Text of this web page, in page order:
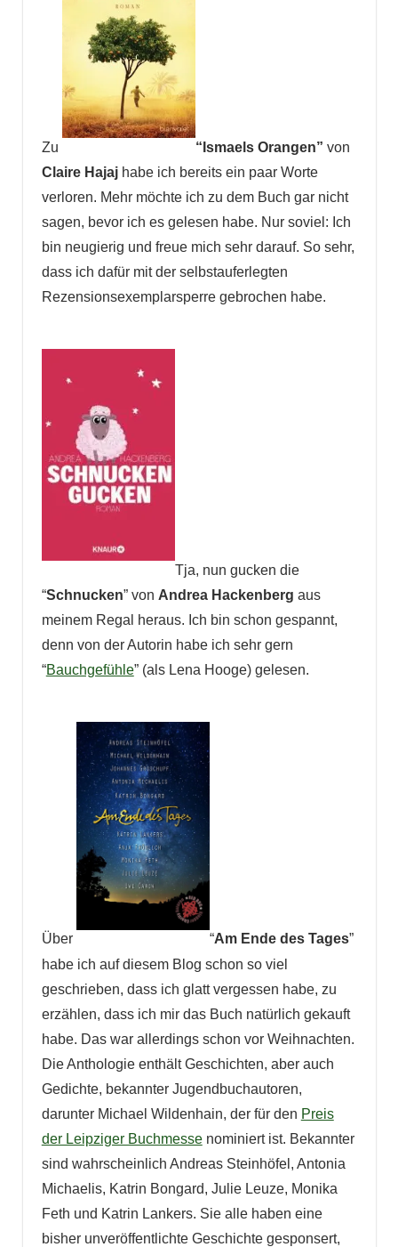
Zu “Ismaels Orangen” von
Claire Hajajhabe ich bereits ein paar Worte
verloren. Mehr möchte ich zu dem Buch gar nicht
sagen, bevor ich es gelesen habe. Nur soviel: Ich
bin neugierig und freue mich sehr darauf. So sehr,
dass ich dafür mit der selbstauferlegten
Rezensionsexemplarsperre gebrochen habe.
Tja, nun gucken die
“Schnucken” von Andrea Hackenberg aus
meinem Regal heraus. Ich bin schon gespannt,
denn von der Autorin habe ich sehr gern
“Bauchgefühle” (als Lena Hooge) gelesen.
Über “Am Ende des Tages”
habe ich auf diesem Blog schon so viel
geschrieben, dass ich glatt vergessen habe, zu
erzählen, dass ich mir das Buch natürlich gekauft
habe. Das war allerdings schon vor Weihnachten.
Die Anthologie enthält Geschichten, aber auch
Gedichte, bekannter Jugendbuchautoren,
darunter Michael Wildenhain, der für den Preis
der Leipziger Buchmessenominiert ist. Bekannter
sind wahrscheinlich Andreas Steinhöfel, Antonia
Michaelis, Katrin Bongard, Julie Leuze, Monika
Feth und Katrin Lankers. Sie alle haben eine
bisher unveröffentlichte Geschichte gesponsert,